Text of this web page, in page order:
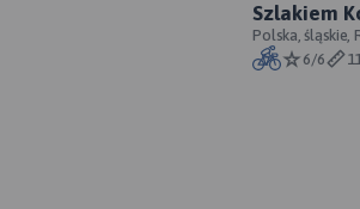
Szlakiem
Polska, śląskie,
6/6